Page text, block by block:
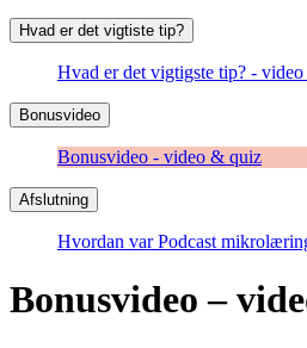
Hvad er det vigtiste tip?
Hvad er det vigtigste tip? -
Bonusvideo
Bonusvideo - video & quiz
Afslutning
Hvordan var Podcast
Bonusvideo –